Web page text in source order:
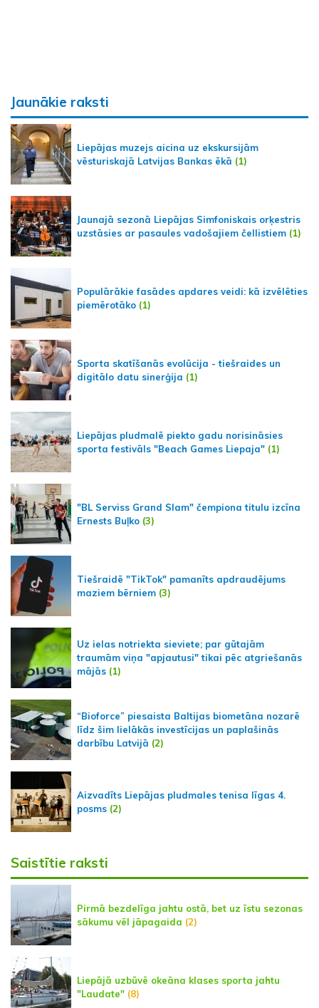
Jaunākie raksti
Liepājas muzejs aicina uz ekskursijām
vēsturiskajā Latvijas Bankas ēkā (1)
Jaunajā sezonā Liepājas Simfoniskais orķestris
uzstāsies ar pasaules vadošajiem čellistiem (1)
Populārākie fasādes apdares veidi: kā izvēlēties
piemērotāko (1)
Sporta skatīšanās evolūcija - tiešraides un
digitālo datu sinerģija (1)
Liepājas pludmalē piekto gadu norisināsies
sporta festivāls "Beach Games Liepaja" (1)
"BL Serviss Grand Slam" čempiona titulu izcīna
Ernests Buļko (3)
Tiešraidē "TikTok" pamanīts apdraudējums
maziem bērniem (3)
Uz ielas notriekta sieviete; par gūtajām
traumām viņa "apjautusi" tikai pēc atgriešanās
mājās (1)
“Bioforce” piesaista Baltijas biometāna nozarē
līdz šim lielākās investīcijas un paplašinās
darbību Latvijā (2)
Aizvadīts Liepājas pludmales tenisa līgas 4.
posms (2)
Saistītie raksti
Pirmā bezdelīga jahtu ostā, bet uz īstu sezonas
sākumu vēl jāpagaida (2)
Liepājā uzbūvē okeāna klases sporta jahtu
"Laudate" (8)